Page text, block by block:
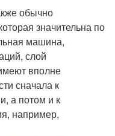
обычно
значительна по
машина,
слой
вполне
сначала к
а потом и к
например,